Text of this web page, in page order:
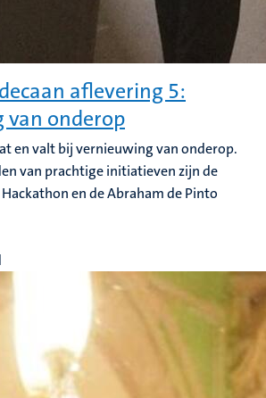
aflevering 5:
onderop
en valt bij vernieuwing van onderop.
van prachtige initiatieven zijn de
en de Abraham de Pinto